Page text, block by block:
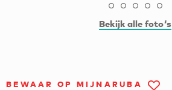
Bekijk alle foto‘s
BEWAAR OP MIJNARUBA